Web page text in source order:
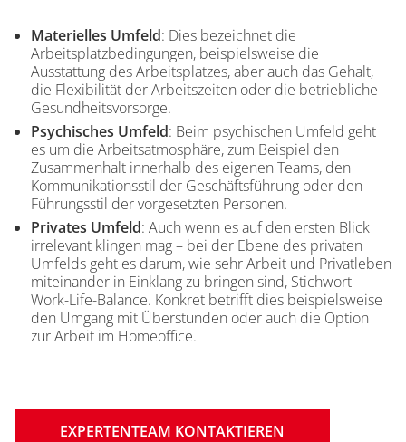
Materielles Umfeld: Dies bezeichnet die
Arbeitsplatzbedingungen, beispielsweise die
Ausstattung des Arbeitsplatzes, aber auch das Gehalt,
die Flexibilität der Arbeitszeiten oder die betriebliche
Gesundheitsvorsorge.
Psychisches Umfeld: Beim psychischen Umfeld geht
es um die Arbeitsatmosphäre, zum Beispiel den
Zusammenhalt innerhalb des eigenen Teams, den
Kommunikationsstil der Geschäftsführung oder den
Führungsstil der vorgesetzten Personen.
Privates Umfeld: Auch wenn es auf den ersten Blick
irrelevant klingen mag – bei der Ebene des privaten
Umfelds geht es darum, wie sehr Arbeit und Privatleben
miteinander in Einklang zu bringen sind, Stichwort
Work-Life-Balance. Konkret betrifft dies beispielsweise
den Umgang mit Überstunden oder auch die Option
zur Arbeit im Homeoffice.
EXPERTENTEAM KONTAKTIEREN